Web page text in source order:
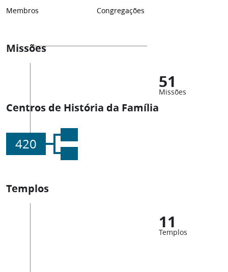
Membros Congregações
Missões
51
Missões
Centros de História da Família
420
Templos
11
Templos